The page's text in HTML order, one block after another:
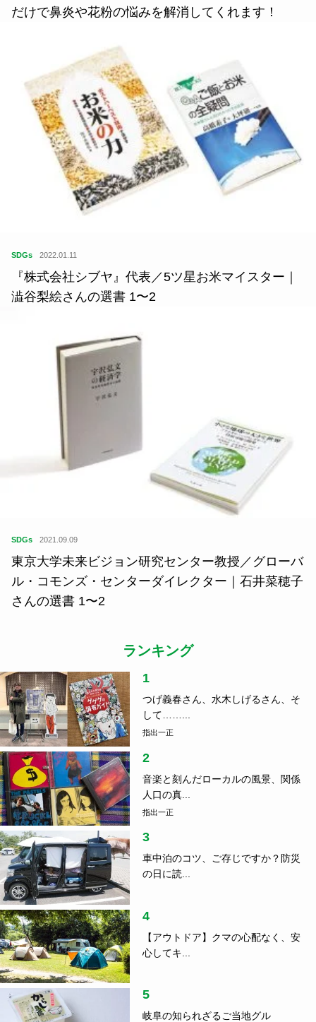
だけで鼻炎や花粉の悩みを解消してくれます！
SDGs 2022.01.11
『株式会社シブヤ』代表／5ツ星お米マイスター｜
澁谷梨絵さんの選書 1〜2
SDGs 2021.09.09
東京大学未来ビジョン研究センター教授／グローバ
ル・コモンズ・センターダイレクター｜石井菜穂子
さんの選書 1〜2
ランキング
1
つげ義春さん、水木しげるさん、そ
して……...
指出一正
2
音楽と刻んだローカルの風景、関係
人口の真...
指出一正
3
車中泊のコツ、ご存じですか？防災
の日に読...
4
【アウトドア】クマの心配なく、安
心してキ...
5
岐阜の知られざるご当地グル